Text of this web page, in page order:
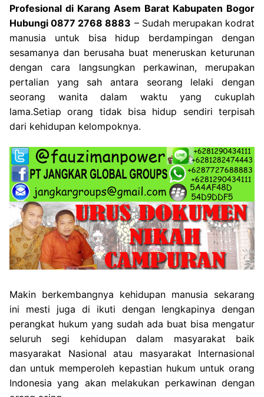
Profesional di Karang Asem Barat Kabupaten Bogor
Hubungi 0877 2768 8883 – Sudah merupakan kodrat
manusia untuk bisa hidup berdampingan dengan
sesamanya dan berusaha buat meneruskan keturunan
dengan cara langsungkan perkawinan, merupakan
pertalian yang sah antara seorang lelaki dengan
seorang wanita dalam waktu yang cukuplah
lama.Setiap orang tidak bisa hidup sendiri terpisah
dari kehidupan kelompoknya.
Makin berkembangnya kehidupan manusia sekarang
ini mesti juga di ikuti dengan lengkapinya dengan
perangkat hukum yang sudah ada buat bisa mengatur
seluruh segi kehidupan dalam masyarakat baik
masyarakat Nasional atau masyarakat Internasional
dan untuk memperoleh kepastian hukum untuk orang
Indonesia yang akan melakukan perkawinan dengan